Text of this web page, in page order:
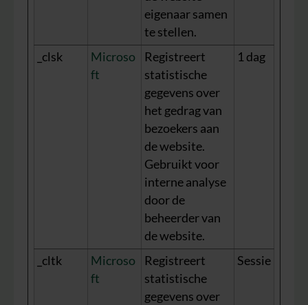
eigenaar samen
te stellen.
_clsk
Microso
ft
Registreert
statistische
gegevens over
het gedrag van
bezoekers aan
de website.
Gebruikt voor
interne analyse
door de
beheerder van
de website.
1 dag
_cltk
Microso
ft
Registreert
statistische
gegevens over
Sessie